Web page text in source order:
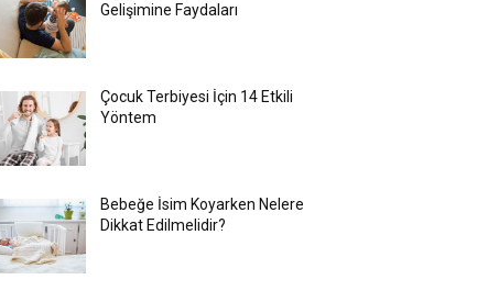
Gelişimine Faydaları
Çocuk Terbiyesi İçin 14 Etkili
Yöntem
Bebeğe İsim Koyarken Nelere
Dikkat Edilmelidir?